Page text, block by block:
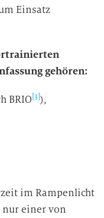
Einsatz
gehören:
BRIO[3]),
im Rampenlicht
nur einer von